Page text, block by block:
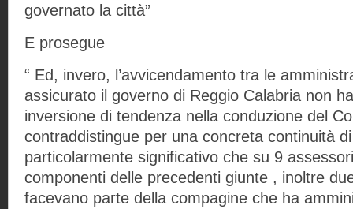
governato la città”
E prosegue
“ Ed, invero, l’avvicendamento tra le
assicurato il governo di Reggio Calabria non
inversione di tendenza nella conduzione del
contraddistingue per una concreta continuità
particolarmente significativo che su 9
componenti delle precedenti giunte , inoltre
facevano parte della compagine che ha